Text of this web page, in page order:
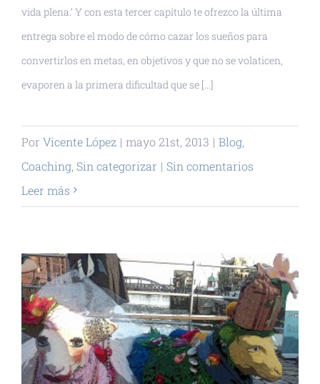
vida plena.’ Y con esta tercer capítulo te ofrezco la última
entrega sobre el modo de cómo cazar los sueños para
convertirlos en metas, en objetivos y que no se volaticen,
evaporen a la primera dificultad que se [...]
Por Vicente López | mayo 21st, 2013 | Blog,
Coaching, Sin categorizar | Sin comentarios
Leer más